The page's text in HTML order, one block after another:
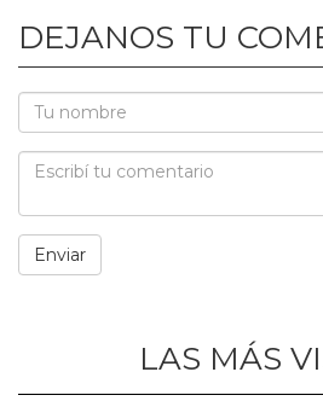
DEJANOS TU
LAS MÁS